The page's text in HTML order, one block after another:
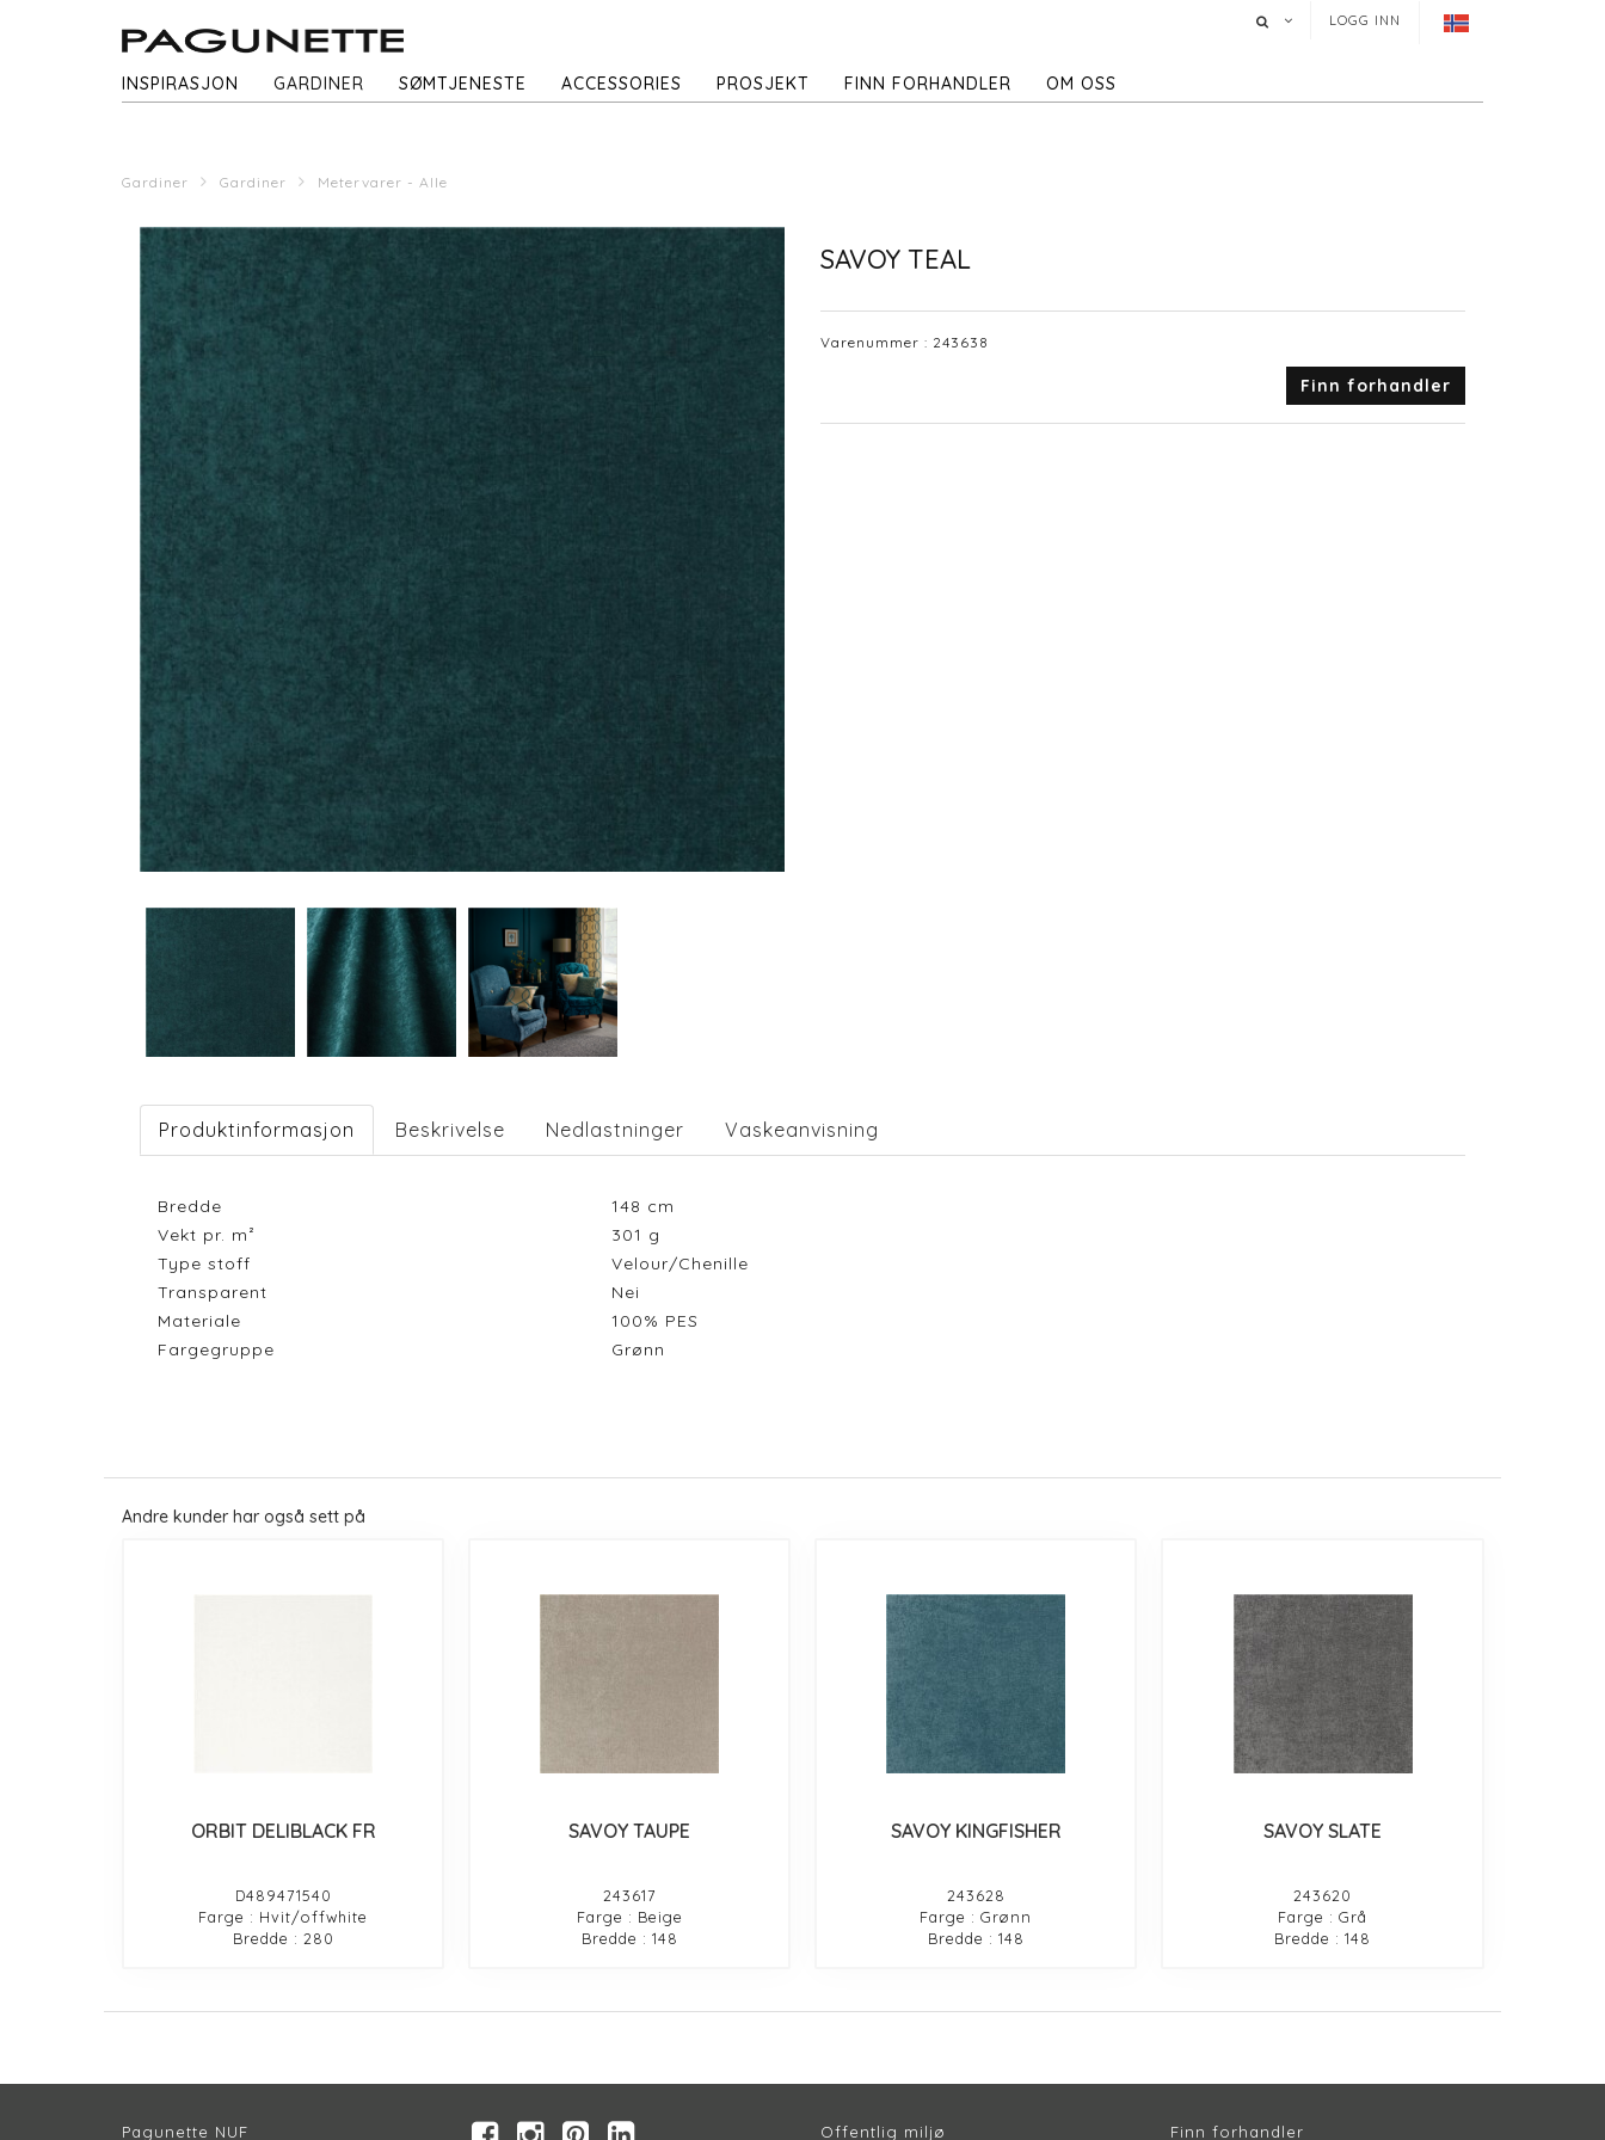
LOGG INN
INSPIRASJON GARDINER SØMTJENESTE ACCESSORIES PROSJEKT FINN FORHANDLER OM OSS
Gardiner Gardiner Metervarer - Alle
SAVOY TEAL
Varenummer : 243638
Finn forhandler
Produktinformasjon Beskrivelse Nedlastninger Vaskeanvisning
Bredde 148 cm
Vekt pr. m²
301 g
Type stoff
Velour/Chenille
Transparent
Nei
Materiale
100% PES
Fargegruppe
Grønn
Andre kunder har også sett på
ORBIT DELIBLACK FR
D489471540
Farge : Hvit/offwhite
Bredde : 280
SAVOY TAUPE
243617
Farge : Beige
Bredde : 148
SAVOY KINGFISHER
243628
Farge : Grønn
Bredde : 148
SAVOY SLATE
243620
Farge : Grå
Bredde : 148
Pagunette NUF Offentlig miljø Finn forhandler